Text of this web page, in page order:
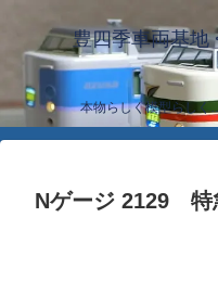
豊四季車両基地
本物らしく模型らし
Nゲージ 2129 特